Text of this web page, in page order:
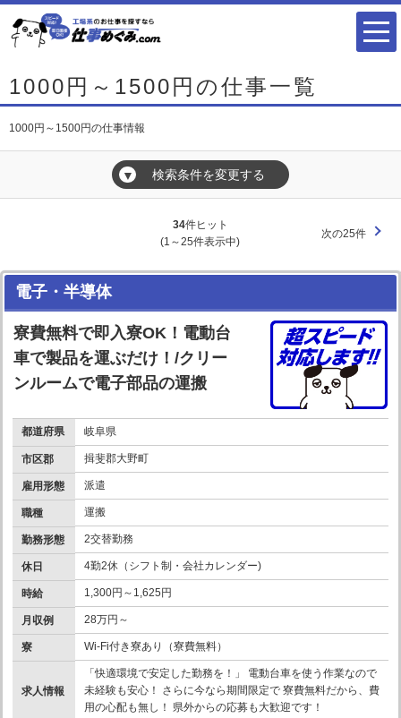
1000円～1500円の仕事一覧
1000円～1500円の仕事情報
▼ 検索条件を変更する
34件ヒット
(1～25件表示中)
次の25件
電子・半導体
寮費無料で即入寮OK！電動台
車で製品を運ぶだけ！/クリー
ンルームで電子部品の運搬
都道府県 岐阜県
市区郡 揖斐郡大野町
雇用形態 派遣
職種 運搬
勤務形態 2交替勤務
休日 4勤2休（シフト制・会社カレンダー)
時給 1,300円～1,625円
月収例 28万円～
寮 Wi-Fi付き寮あり（寮費無料）
求人情報
「快適環境で安定した勤務を！」 電動台車を使う作業なので
未経験も安心！ さらに今なら期間限定で 寮費無料だから、費
用の心配も無し！ 県外からの応募も大歓迎です！